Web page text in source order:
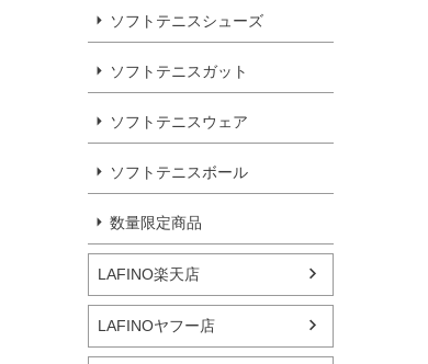
ソフトテニスシューズ
ソフトテニスガット
ソフトテニスウェア
ソフトテニスボール
数量限定商品
LAFINO楽天店
LAFINOヤフー店